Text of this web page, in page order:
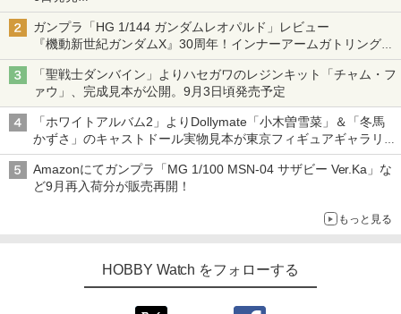
チューバ、テナサクなど5種各3色
ガンプラ「HG 1/144 ガンダムレオパルド」レビュー
『機動新世紀ガンダムX』30周年！インナーアームガトリングの
変形機構まで再現し最新フォーマットでキット化！
「聖戦士ダンバイン」よりハセガワのレジンキット「チャム・フ
ァウ」、完成見本が公開。9月3日頃発売予定
「ホワイトアルバム2」よりDollymate「小木曽雪菜」＆「冬馬
かずさ」のキャストドール実物見本が東京フィギュアギャラリー
にて展示中
Amazonにてガンプラ「MG 1/100 MSN-04 サザビー Ver.Ka」な
ど9月再入荷分が販売再開！
もっと見る
HOBBY Watch をフォローする